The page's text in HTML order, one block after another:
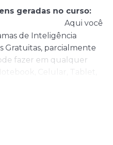
geradas no curso:
Aqui você
de Inteligência
Gratuitas, parcialmente
fazer em qualquer
Celular, Tablet,
IA – Criar ícones fofos